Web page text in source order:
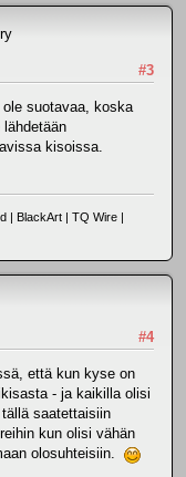
#3
suotavaa, koska
kisoissa.
| BlackArt | TQ Wire |
#4
että kun kyse on
- ja kaikilla olisi
saatettaisiin
kun olisi vähän
olosuhteisiin.